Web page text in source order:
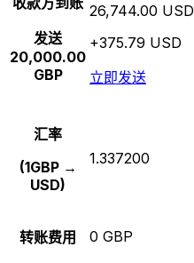
发送
20,000.00
GBP
26,744.00 USD
+375.79 USD
立即发送
汇率
(1GBP →
USD)
1.337200
转账费用 0 GBP